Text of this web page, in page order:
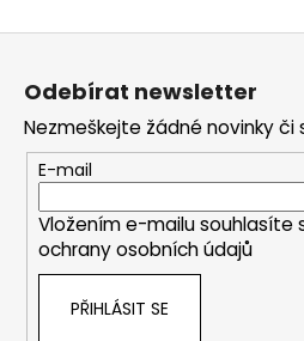
Odebírat newsletter
Nezmeškejte žádné novinky či
E-mail
Vložením e-mailu souhlasíte
ochrany osobních údajů
PŘIHLÁSIT SE